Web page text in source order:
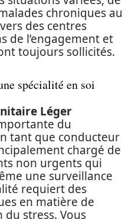
chroniques au
des centres
de l’engagement et
toujours sollicités.
spécialité en soi
Léger
du
tant que conducteur
chargé de
non urgents qui
une surveillance
requiert des
en matière de
stress. Vous